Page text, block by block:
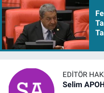
EDITÖR
Selim